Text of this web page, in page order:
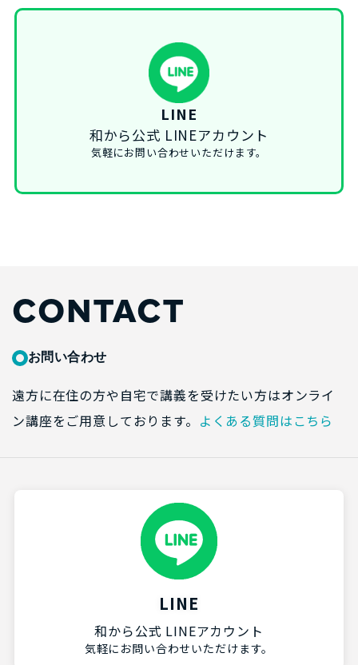
LINE
和から公式 LINEアカウント
気軽にお問い合わせいただけます。
CONTACT
お問い合わせ
遠方に在住の方や自宅で講義を受けたい方はオンライ
ン講座をご用意しております。 よくある質問はこちら
LINE
和から公式 LINEアカウント
気軽にお問い合わせいただけます。